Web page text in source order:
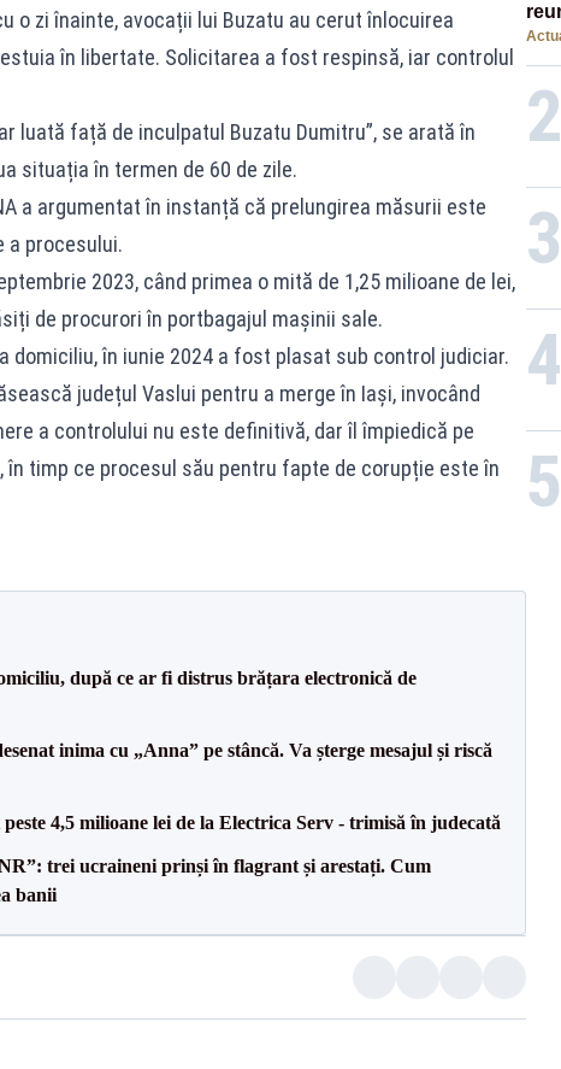
o zi înainte, avocații lui Buzatu au cerut înlocuirea
în libertate. Solicitarea a fost respinsă, iar controlul
luată față de inculpatul Buzatu Dumitru”, se arată în
situația în termen de 60 de zile.
a argumentat în instanță că prelungirea măsurii este
a procesului.
2023, când primea o mită de 1,25 milioane de lei,
de procurori în portbagajul mașinii sale.
domiciliu, în iunie 2024 a fost plasat sub control judiciar.
județul Vaslui pentru a merge în Iași, invocând
a controlului nu este definitivă, dar îl împiedică pe
timp ce procesul său pentru fapte de corupție este în
după ce ar fi distrus brățara electronică de
inima cu „Anna” pe stâncă. Va șterge mesajul și riscă
4,5 milioane lei de la Electrica Serv - trimisă în judecată
trei ucraineni prinși în flagrant și arestați. Cum
banii
au
2
3
4
5